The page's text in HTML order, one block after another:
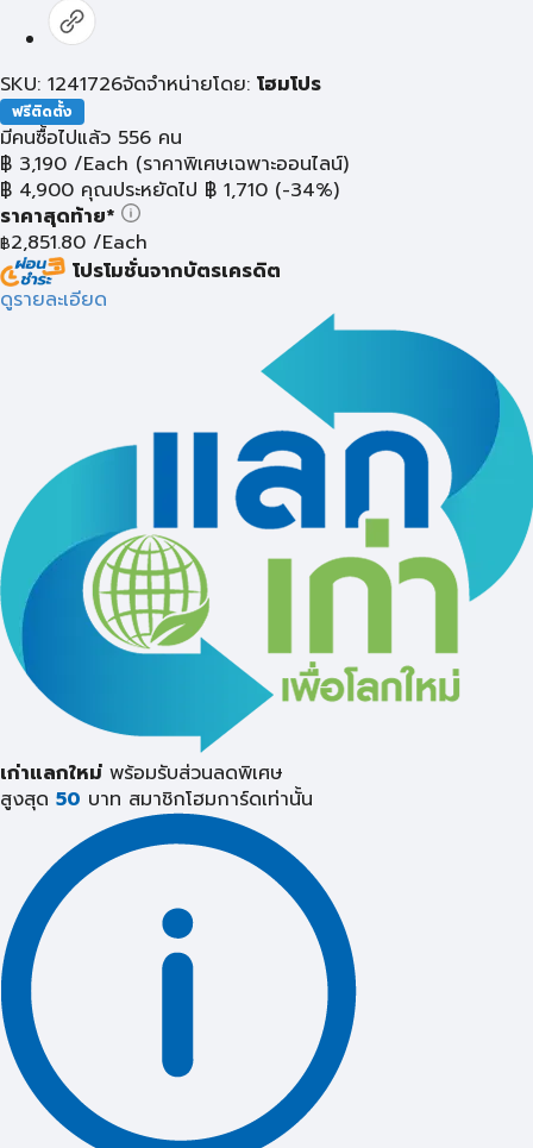
SKU: 1241726จัดจำหน่ายโดย: โฮมโปร
ฟรีติดตั้ง
มีคนซื้อไปแล้ว 556 คน
฿ 3,190 /Each (ราคาพิเศษเฉพาะออนไลน์)
฿ 4,900 คุณประหยัดไป ฿ 1,710 (-34%)
ราคาสุดท้าย*
฿2,851.80 /Each
โปรโมชั่นจากบัตรเครดิต
ดูรายละเอียด
เก่าแลกใหม่ พร้อมรับส่วนลดพิเศษ
สูงสุด 50 บาท สมาชิกโฮมการ์ดเท่านั้น